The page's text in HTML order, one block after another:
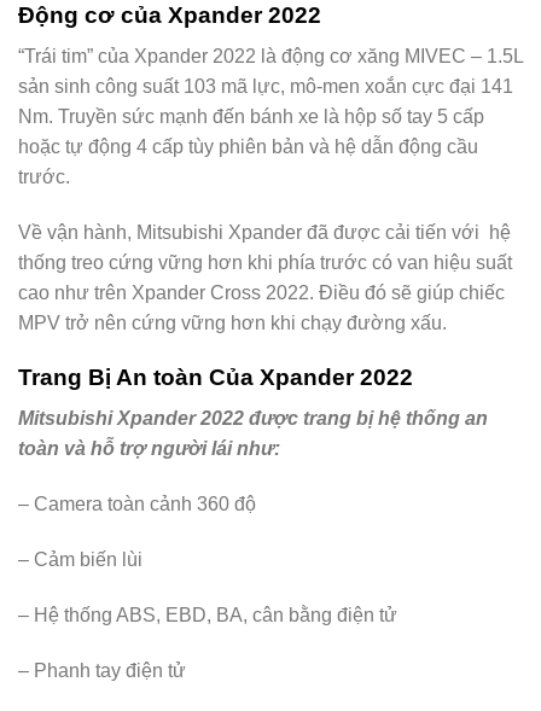
Động cơ của Xpander 2022
“Trái tim” của Xpander 2022 là động cơ xăng MIVEC – 1.5L
sản sinh công suất 103 mã lực, mô-men xoắn cực đại 141
Nm. Truyền sức mạnh đến bánh xe là hộp số tay 5 cấp
hoặc tự động 4 cấp tùy phiên bản và hệ dẫn động cầu
trước.
Về vận hành, Mitsubishi Xpander đã được cải tiến với hệ
thống treo cứng vững hơn khi phía trước có van hiệu suất
cao như trên Xpander Cross 2022. Điều đó sẽ giúp chiếc
MPV trở nên cứng vững hơn khi chạy đường xấu.
Trang Bị An toàn Của Xpander 2022
Mitsubishi Xpander 2022 được trang bị hệ thống an
toàn và hỗ trợ người lái như:
– Camera toàn cảnh 360 độ
– Cảm biến lùi
– Hệ thống ABS, EBD, BA, cân bằng điện tử
– Phanh tay điện tử